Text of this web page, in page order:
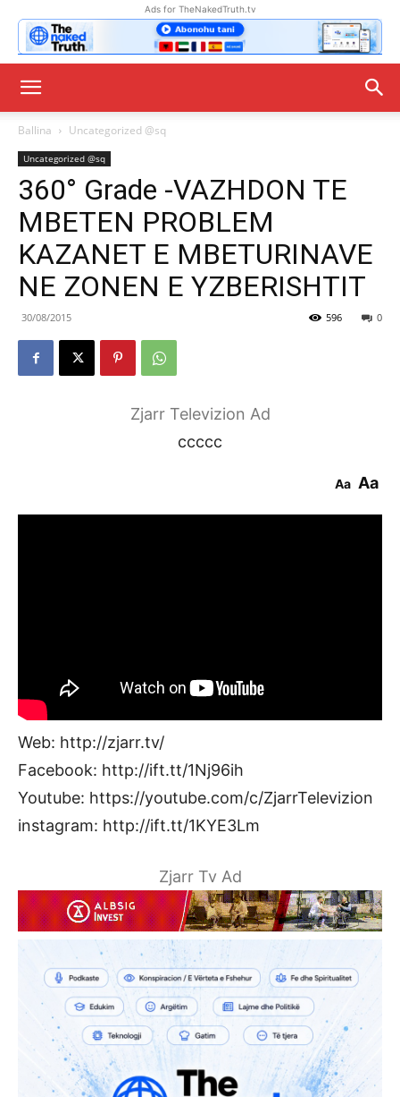
Ads for TheNakedTruth.tv
Ballina Uncategorized @sq
Uncategorized @sq
360° Grade -VAZHDON TE
MBETEN PROBLEM
KAZANET E MBETURINAVE
NE ZONEN E YZBERISHTIT
30/08/2015 0
596
Zjarr Televizion Ad
ccccc
Aa Aa
Web: http://zjarr.tv/
Facebook: http://ift.tt/1Nj96ih
Youtube: https://youtube.com/c/ZjarrTelevizion
instagram: http://ift.tt/1KYE3Lm
Zjarr Tv Ad